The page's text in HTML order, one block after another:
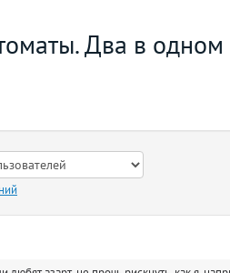
Два в одном